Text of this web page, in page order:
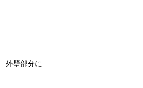
外壁部分に